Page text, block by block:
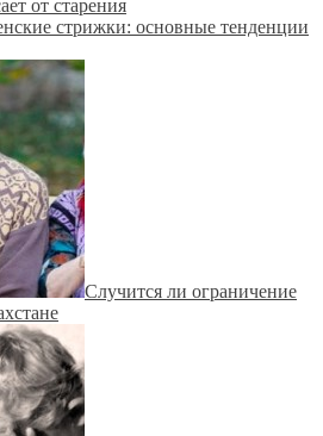
от старения
стрижки: основные тенденции
Случится ли ограничение